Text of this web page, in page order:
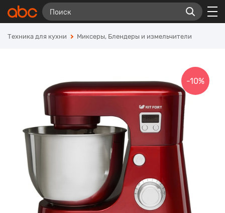
Техника для кухни Миксеры, Блендеры и измельчители
-10%